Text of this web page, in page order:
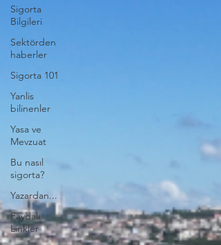
Sigorta
Bilgileri
Sektörden
haberler
Sigorta 101
Yanlis
bilinenler
Yasa ve
Mevzuat
Bu nasıl
sigorta?
Yazardan...
Faydalı
Linkler